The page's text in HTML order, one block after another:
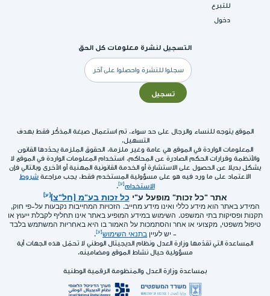
للتبرع
دخول
التسجيل لنشرة معلومات كل الحق
البريد
الإلكتروني
تسجيل
الموقع يتوجه للنساء والرجال على حد سواء. تم استعمال صيغة المذكّر فقط بهدف
التسهيل.
المعلومات الواردة في الموقع هي عامة وغير ملزمة. الحقوق الملزمة يحدّدها القانون
والأنظمة وقرارات الحكم الصادرة عن المحاكم. استخدام المعلومات الواردة في الموقع لا
يشكل بديلا عن الحصول على الاستشارة أو الخدمة القانونية المهنية أو الأخرى وبالتالي فإن
الاعتماد على ما ورد فيه هو على مسؤولية المستخدم فقط. يجب مراجعة شروط
الاستخدام
.
אתר "כל זכות" מופעל ע"י כל זכות בע"מ (חל"צ)
המידע באתר הוא מידע כללי ואינו מידע מחייב. הזכויות המחייבות נקבעות על-פי חוק,
תקנות ופסיקות בתי המשפט. השימוש במידע המופיע באתר אינו תחליף לקבלת ייעוץ או
טיפול משפטי, מקצועי או אחר והסתמכות על האמור בו היא באחריות המשתמש בלבד
- יש לעיין בתנאי השימוש
.
المساعدة التي تقدّمها وزارة العدل ونظام الديجيتال الوطني لا تحمّل هذه الجهات أية
مسؤولية حيال نشاط الموقع ومضامينه.
بمساعدة وزارة العدل والمنظومة الرقمية الوطنية